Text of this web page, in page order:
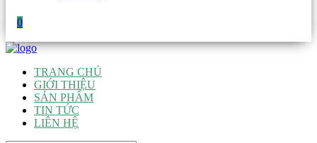
0
TRANG CHỦ
GIỚI THIỆU
SẢN PHẨM
TIN TỨC
LIÊN HỆ